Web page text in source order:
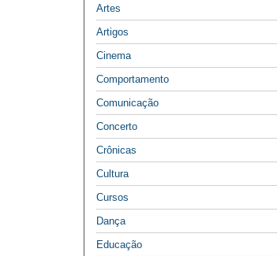
Artes
Artigos
Cinema
Comportamento
Comunicação
Concerto
Crônicas
Cultura
Cursos
Dança
Educação